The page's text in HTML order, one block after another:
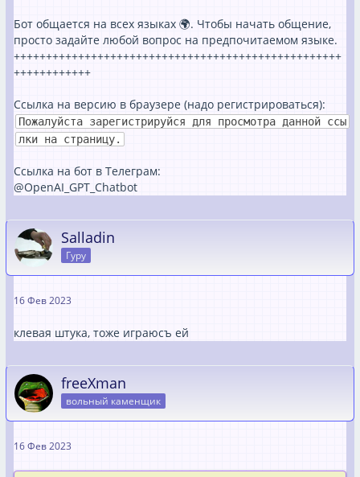
Бот общается на всех языках 🌍. Чтобы начать общение,
просто задайте любой вопрос на предпочитаемом языке.
+++++++++++++++++++++++++++++++++++++++++++++++++++
++++++++++++
Ссылка на версию в браузере (надо регистрироваться):
Пожалуйста зарегистрируйся для просмотра данной ссы
лки на страницу.
Ссылка на бот в Телеграм:
@OpenAI_GPT_Chatbot
Salladin
Гуру
16 Фев 2023
клевая штука, тоже играюсъ ей
freeXman
вольный каменщик
16 Фев 2023